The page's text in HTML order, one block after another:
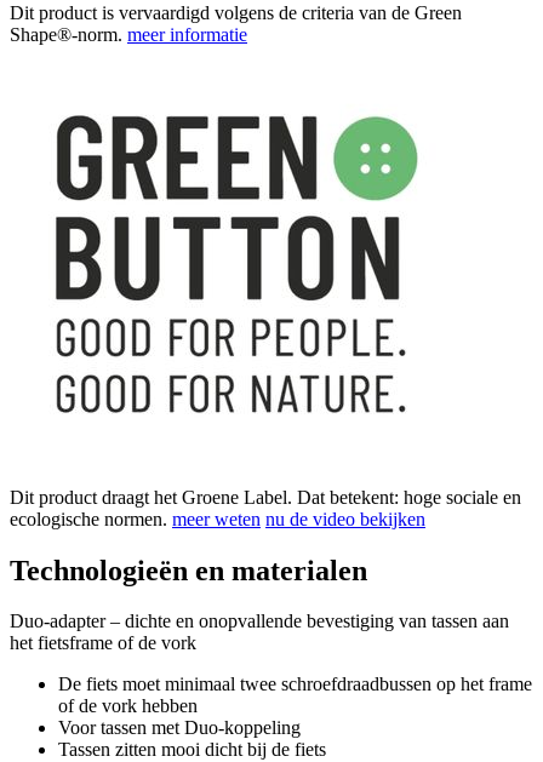
Dit product is vervaardigd volgens de criteria van de Green
Shape®-norm. meer informatie
Dit product draagt het Groene Label. Dat betekent: hoge sociale en
ecologische normen. meer weten nu de video bekijken
Technologieën en materialen
Duo-adapter – dichte en onopvallende bevestiging van tassen aan
het fietsframe of de vork
De fiets moet minimaal twee schroefdraadbussen op het frame
of de vork hebben
Voor tassen met Duo-koppeling
Tassen zitten mooi dicht bij de fiets